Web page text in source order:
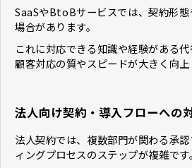
SaaSやBtoBサービスでは、契約形
場合があります。
これに対応できる知識や経験がある代
顧客対応の質やスピードが大きく向上
法人向け契約・導入フローへの
法人契約では、複数部門が関わる承
ィングプロセスのステップが複雑です。